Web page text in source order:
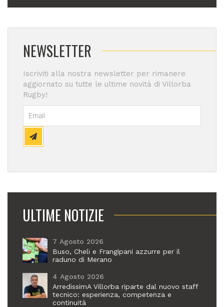
NEWSLETTER
Iscriviti alla nostra newsletter per rimanere
aggiornato su tutte le ultime novità di Villorba
Rugby!
ULTIME NOTIZIE
7 Agosto 2026
Buso, Cheli e Frangipani azzurre per il
raduno di Merano
4 Agosto 2026
ArredissimA Villorba riparte dal nuovo staff
tecnico: esperienza, competenza e
continuità